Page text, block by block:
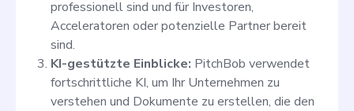
professionell sind und für Investoren,
Acceleratoren oder potenzielle Partner bereit
sind.
KI-gestützte Einblicke: PitchBob verwendet
fortschrittliche KI, um Ihr Unternehmen zu
verstehen und Dokumente zu erstellen, die den